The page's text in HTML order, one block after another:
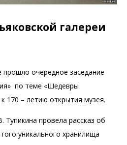
галереи
очередное заседание
по теме «Шедевры
170 – летию открытия музея.
провела рассказ об
уникального хранилища